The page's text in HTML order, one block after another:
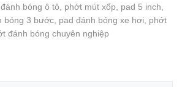
bóng ô tô, phớt mút xốp, pad 5 inch,
bóng 3 bước, pad đánh bóng xe hơi, phớt
đánh bóng chuyên nghiệp